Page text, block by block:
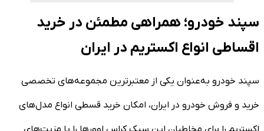
سپند خودرو؛ همراهی مطمئن در خرید
اقساطی انواع اکستریم در ایران
سپند خودرو به‌عنوان یکی از معتبرترین مجموعه‌های تخصصی
خرید و فروش خودرو در ایران، امکان خرید قسطی انواع مدل‌های